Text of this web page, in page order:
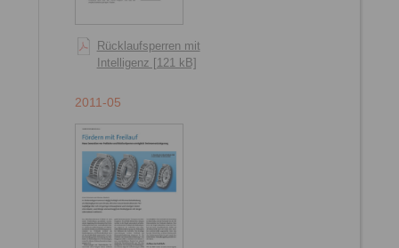
Rücklaufsperren mit
Intelligenz [121 kB]
2011-05